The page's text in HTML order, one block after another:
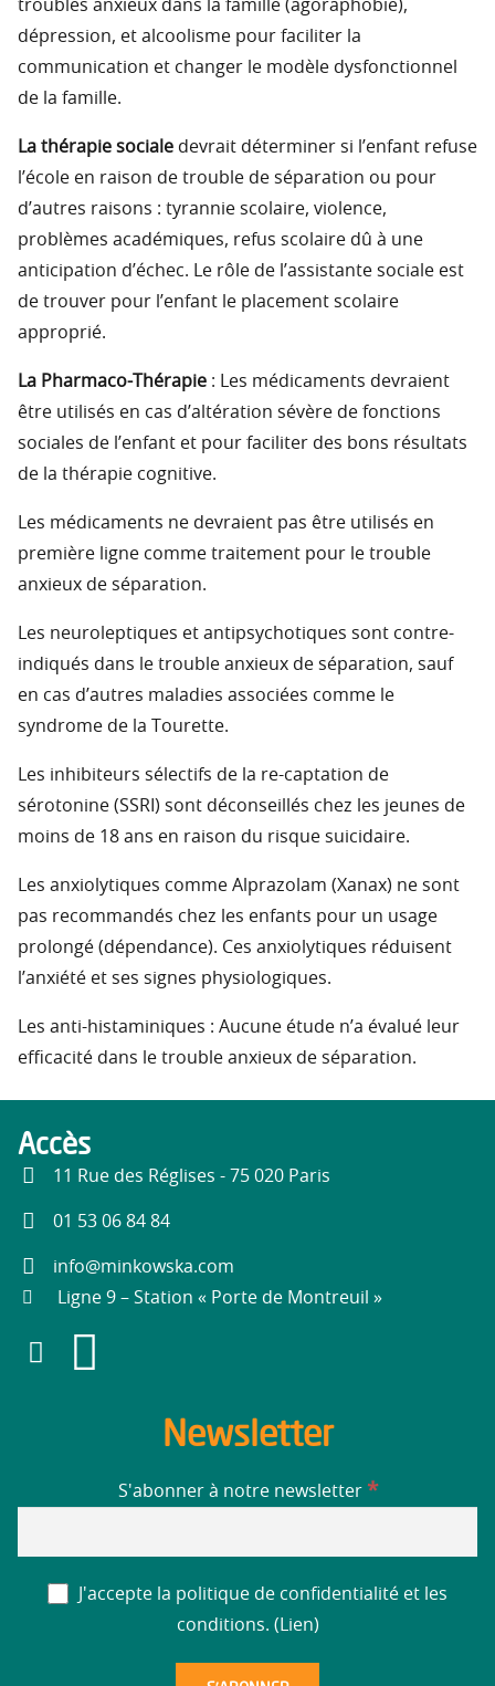
troubles anxieux dans la famille (agoraphobie),
dépression, et alcoolisme pour faciliter la
communication et changer le modèle dysfonctionnel
de la famille.
La thérapie sociale devrait déterminer si l’enfant refuse
l’école en raison de trouble de séparation ou pour
d’autres raisons : tyrannie scolaire, violence,
problèmes académiques, refus scolaire dû à une
anticipation d’échec. Le rôle de l’assistante sociale est
de trouver pour l’enfant le placement scolaire
approprié.
La Pharmaco-Thérapie : Les médicaments devraient
être utilisés en cas d’altération sévère de fonctions
sociales de l’enfant et pour faciliter des bons résultats
de la thérapie cognitive.
Les médicaments ne devraient pas être utilisés en
première ligne comme traitement pour le trouble
anxieux de séparation.
Les neuroleptiques et antipsychotiques sont contre-
indiqués dans le trouble anxieux de séparation, sauf
en cas d’autres maladies associées comme le
syndrome de la Tourette.
Les inhibiteurs sélectifs de la re-captation de
sérotonine (SSRI) sont déconseillés chez les jeunes de
moins de 18 ans en raison du risque suicidaire.
Les anxiolytiques comme Alprazolam (Xanax) ne sont
pas recommandés chez les enfants pour un usage
prolongé (dépendance). Ces anxiolytiques réduisent
l’anxiété et ses signes physiologiques.
Les anti-histaminiques : Aucune étude n’a évalué leur
efficacité dans le trouble anxieux de séparation.
Accès
11 Rue des Réglises - 75 020 Paris
01 53 06 84 84
info@minkowska.com
Ligne 9 – Station « Porte de Montreuil »
Newsletter
S'abonner à notre newsletter *
J'accepte la politique de confidentialité et les
conditions. ( Lien)